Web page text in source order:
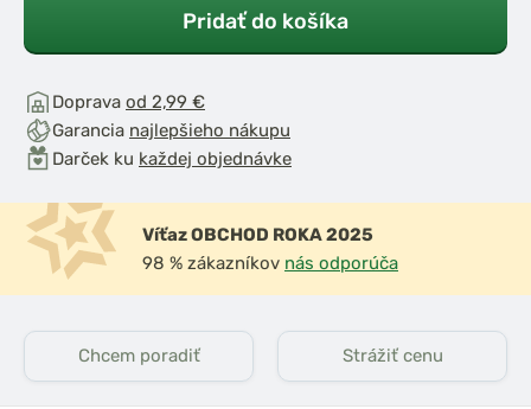
Pridať do košíka
Doprava od 2,99 €
Garancia najlepšieho nákupu
Darček ku každej objednávke
Víťaz OBCHOD ROKA 2025
98 % zákazníkov nás odporúča
Chcem poradiť Strážiť cenu